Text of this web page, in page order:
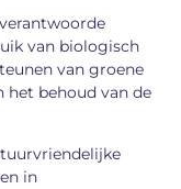
van biologisch
van groene
het behoud van de
in